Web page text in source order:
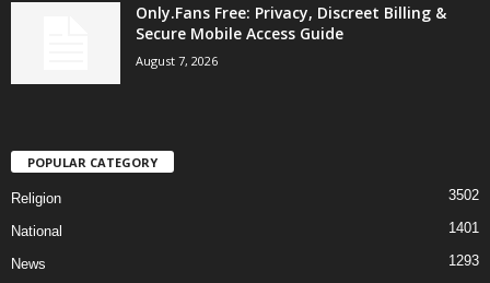
Only.Fans Free: Privacy, Discreet Billing &
Secure Mobile Access Guide
August 7, 2026
POPULAR CATEGORY
Religion 3502
National 1401
News 1293